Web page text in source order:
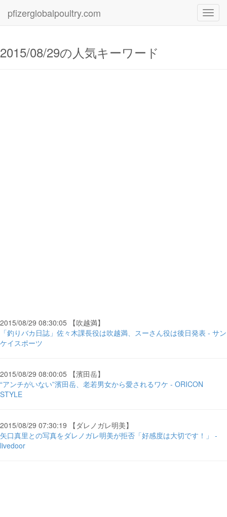
pfizerglobalpoultry.com
2015/08/29の人気キーワード
2015/08/29 08:30:05 【吹越満】
「釣りバカ日誌」佐々木課長役は吹越満、スーさん役は後日発表 - サン
ケイスポーツ
2015/08/29 08:00:05 【濱田岳】
“アンチがいない”濱田岳、老若男女から愛されるワケ - ORICON
STYLE
2015/08/29 07:30:19 【ダレノガレ明美】
矢口真里との写真をダレノガレ明美が拒否「好感度は大切です！」 -
livedoor